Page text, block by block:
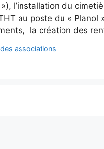
l’installation du
au poste du « Planol
la création des
associations